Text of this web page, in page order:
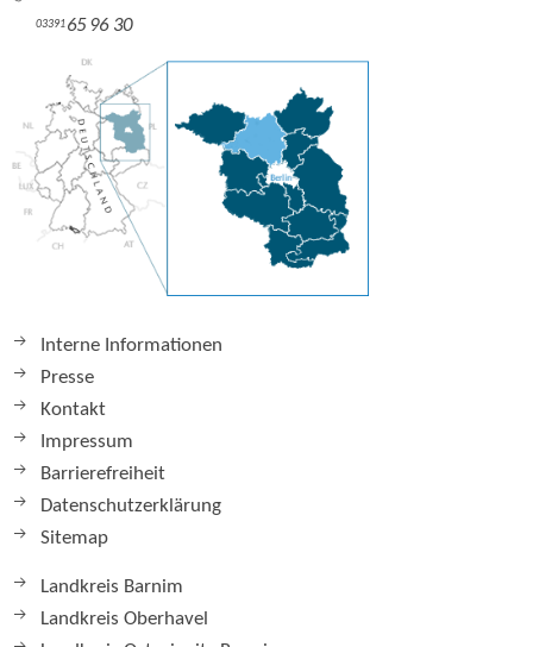
0339165 96 30
Interne Informationen
Presse
Kontakt
Impressum
Barrierefreiheit
Datenschutzerklärung
Sitemap
Landkreis Barnim
Landkreis Oberhavel